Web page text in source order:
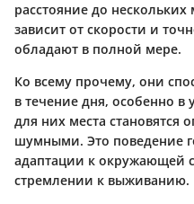
расстояние до нескольких
зависит от скорости и
обладают в полной мере.
Ко всему прочему, они
в течение дня, особенно
для них места
шумными. Это поведение
адаптации к окружающей
стремлении к выживанию.